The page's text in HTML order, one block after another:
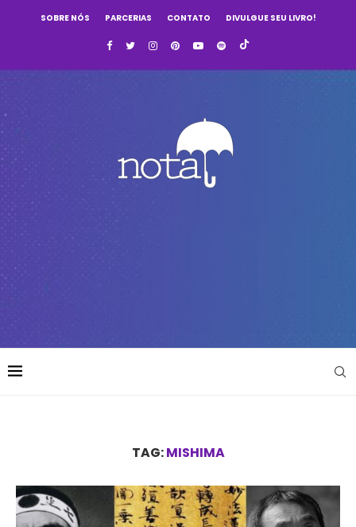
SOBRE NÓS PARCERIAS CONTATO DIVULGUE SEU LIVRO!
TAG:MISHIMA